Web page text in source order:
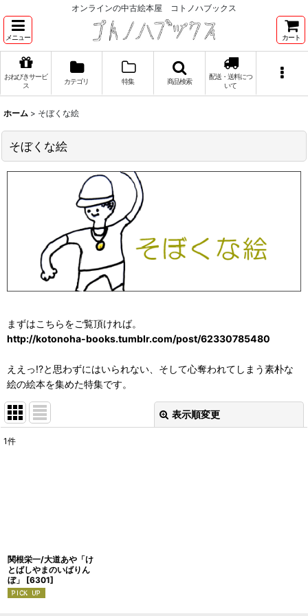
オンラインの中古絵本屋 コトノハブックス
メニュー カート
おねびきサービ
ス
カテゴリ 特集 商品検索
配送・送料につ
いて
ホーム > そぼくな絵
そぼくな絵
まずはこちらをご覧頂ければ。
http://kotonoha-books.tumblr.com/post/62330785480
ええっ!?と思わずにはいられない、そして心奪われてしまう素朴な
絵の絵本を集めた特集です。
表示順変更
1件
関根栄一/大道あや「け
とばしやまのいばりん
ぼ」
[6301]